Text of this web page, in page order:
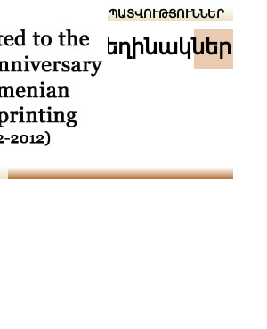
ՆԱԽԱՊԱՏՎՈՒԹՅՈՒՆՆԵՐ
հեղինակներ